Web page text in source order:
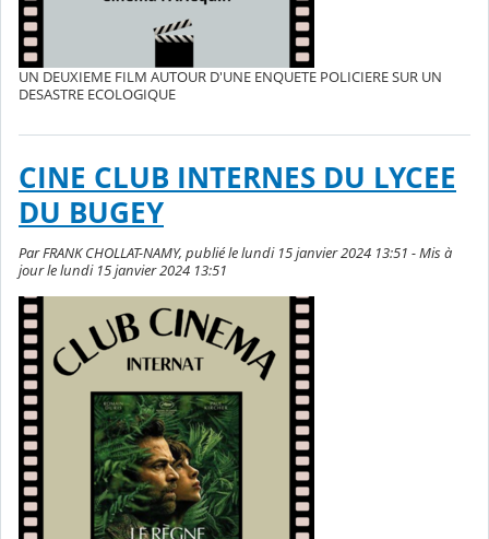
UN DEUXIEME FILM AUTOUR D'UNE ENQUETE POLICIERE SUR UN
DESASTRE ECOLOGIQUE
CINE CLUB INTERNES DU LYCEE
DU BUGEY
Par FRANK CHOLLAT-NAMY, publié le lundi 15 janvier 2024 13:51 - Mis à
jour le lundi 15 janvier 2024 13:51